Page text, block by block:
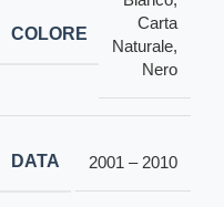
COLORE
Carta
Naturale,
Nero
DATA 2001 – 2010